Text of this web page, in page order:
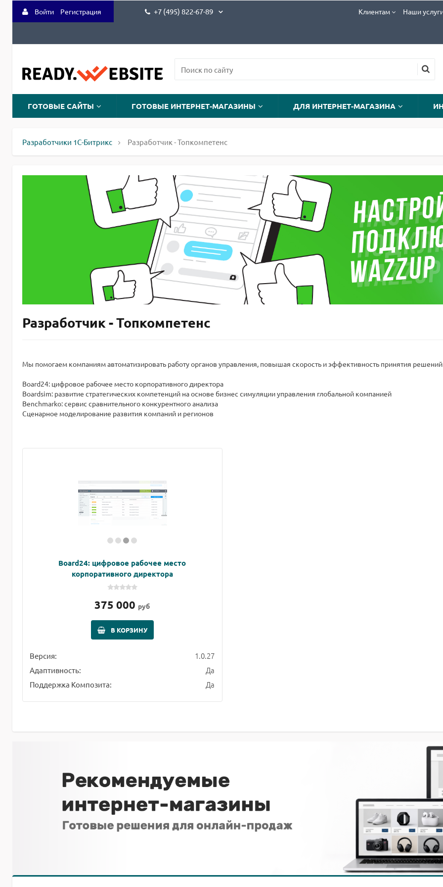
Войти Регистрация +7 (495) 822-67-89 Клиентам Наши
ГОТОВЫЕ САЙТЫ ГОТОВЫЕ ИНТЕРНЕТ-МАГАЗИНЫ ДЛЯ ИНТЕРНЕТ-МАГАЗИНА
Разработчики 1С-Битрикс Разработчик - Топкомпетенс
Разработчик - Топкомпетенс
Мы помогаем компаниям автоматизировать работу органов управления, повышая скорость и эффективность принятия
Board24: цифровое рабочее место корпоративного директора
Boardsim: развитие стратегических компетенций на основе бизнес симуляции управления глобальной компанией
Benchmarko: сервис сравнительного конкурентного анализа
Сценарное моделирование развития компаний и регионов
Board24: цифровое рабочее место
корпоративного директора
375 000 руб
В КОРЗИНУ
Версия: 1.0.27
Адаптивность: Да
Поддержка Композита: Да